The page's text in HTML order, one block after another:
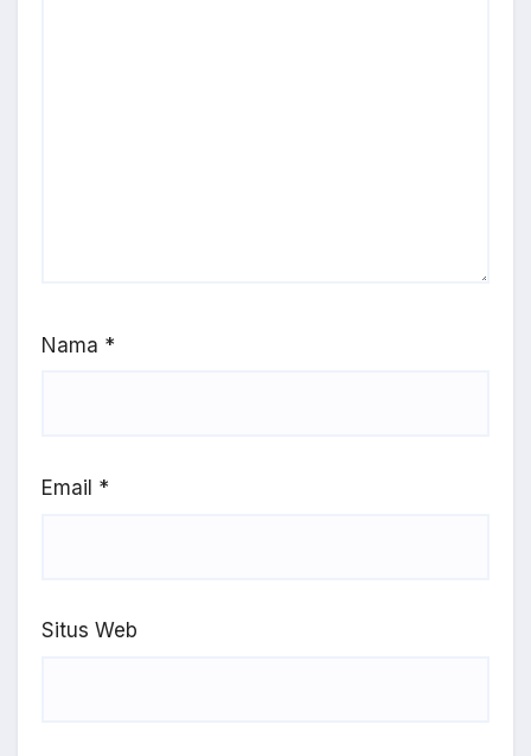
Nama *
Email *
Situs Web